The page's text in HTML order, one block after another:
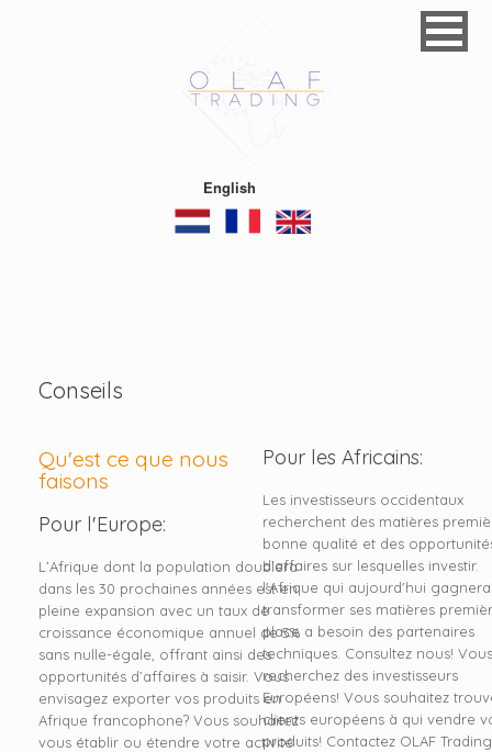
English
Conseils
Qu'est ce que nous
faisons
Pour l'Europe:
L’Afrique dont la population doublera
dans les 30 prochaines années est en
pleine expansion avec un taux de
croissance économique annuel de 5%
sans nulle-égale, offrant ainsi des
opportunités d’affaires à saisir. Vous
envisagez exporter vos produits en
Afrique francophone? Vous souhaitez
vous établir ou étendre votre activité
Pour les Africains:
Les investisseurs occidentaux
recherchent des matières
bonne qualité et des
d’affaires sur lesquelles investir.
l'Afrique qui aujourd'hui
transformer ses matières
place a besoin des partenaires
techniques. Consultez nous! Vous
recherchez des investisseurs
Européens! Vous souhaitez
clients européens à qui vendre
produits! Contactez OLAF